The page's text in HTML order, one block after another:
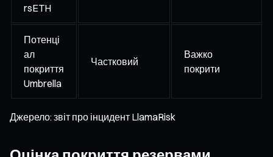
rsETH
Потенці
ал
покриття
Umbrella
Частковий
Важко
покрити
Джерело: звіт про інцидент LlamaRisk